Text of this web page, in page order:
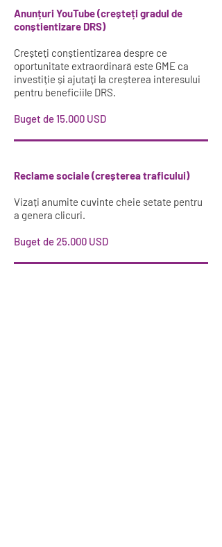
Anunțuri YouTube (creșteți gradul de
conștientizare DRS)
Creșteți conștientizarea despre ce
oportunitate extraordinară este GME ca
investiție și ajutați la creșterea interesului
pentru beneficiile DRS.
Buget de 15.000 USD
Reclame sociale (creșterea traficului)
Vizați anumite cuvinte cheie setate pentru
a genera clicuri.
Buget de 25.000 USD